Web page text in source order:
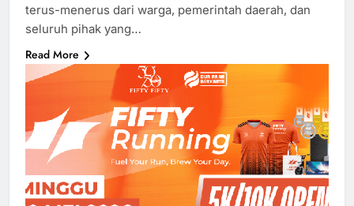
terus-menerus dari warga, pemerintah daerah, dan
seluruh pihak yang…
Read More